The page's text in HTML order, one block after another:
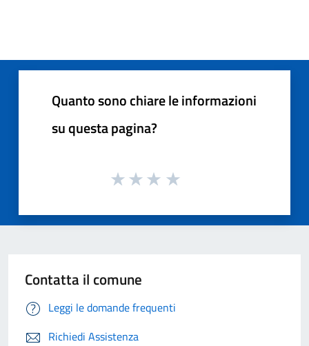
Quanto sono chiare le informazioni
su questa pagina?
Contatta il comune
Leggi le domande frequenti
Richiedi Assistenza